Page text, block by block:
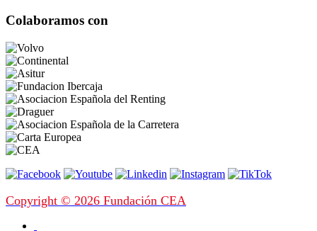
Colaboramos con
Copyright © 2026 Fundación CEA